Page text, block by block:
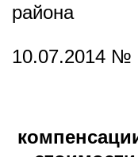
района
10.07.2014 №